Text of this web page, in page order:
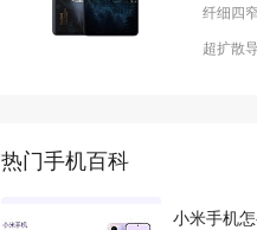
纤细四
超扩散
热门手机百科
小米手机